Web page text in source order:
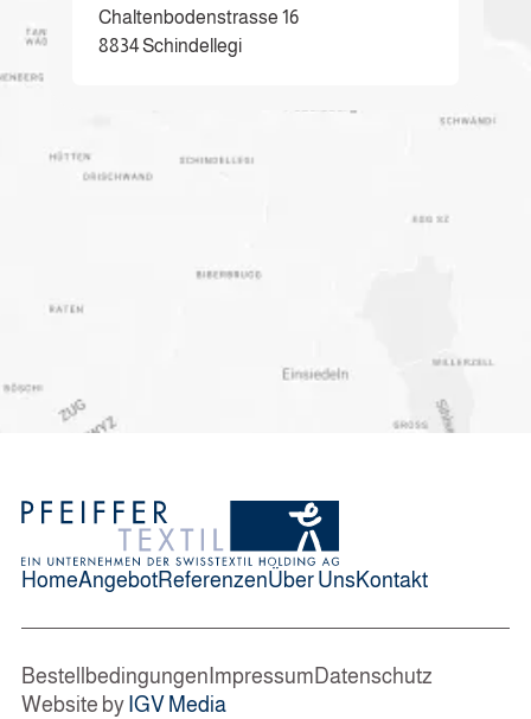
Chaltenbodenstrasse 16
8834 Schindellegi
HomeAngebotReferenzenÜber Uns Kontakt
Bestellbedingungen Impressum Datenschutz
Website by IGV Media